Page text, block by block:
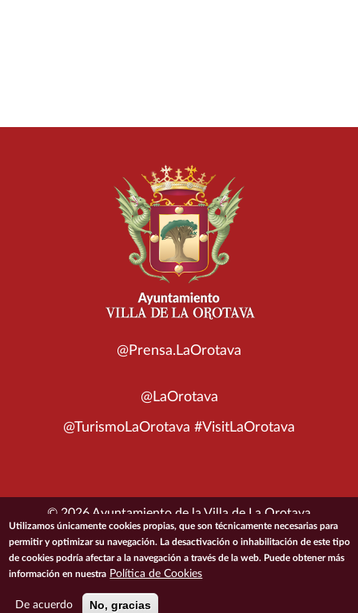
@Prensa.LaOrotava
@LaOrotava
@TurismoLaOrotava #VisitLaOrotava
© 2026 Ayuntamiento de la Villa de La Orotava
ACCESIBILIDAD CONDICIONES DE USO POLÍTICA DE PRIVACIDAD
POLÍTICA DE COOKIESMAPA DEL SITIO
Utilizamos únicamente cookies propias, que son técnicamente necesarias para
permitir y optimizar su navegación. La desactivación o inhabilitación de este tipo
de cookies podría afectar a la navegación a través de la web. Puede obtener más
información en nuestra Política de Cookies
De acuerdo No, gracias